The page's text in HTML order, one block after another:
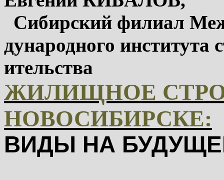
Сибирский филиал
дународного института
ительства
ЖИЛИЩНОЕ
НОВОСИБИРСКЕ:
ВИДЫ НА